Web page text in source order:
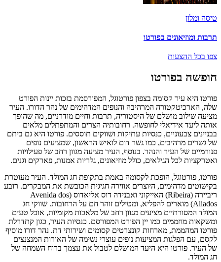
טיסה ומלון
תרבות ומוזיאונים בפורטו
צפו בכל ההצעות
חופשה בפורטו
פורטו היא עיר קסומה בצפון פורטוגל, המפורסמת בזכות יינות הפורט
שלה, הארכיטקטורה המרהיבה והנופים המדהימים של נהר הדורו. העיר
מציעה שילוב מושלם של היסטוריה, תרבות וחיים מודרניים, מה שהופך
אותה ליעד אידיאלי לחופשה. רחובותיה הצרים והמתפתלים מלאים
בבניינים צבעוניים, כנסיות עתיקות ושווקים תוססים. פורטו היא גם ביתם
של גשרים מרהיבים, כמו גשר דום לואיש הראשון, שמציעים נופים
פנורמיים של העיר והנהר. בנוסף, העיר מציעה מגוון רחב של פעילויות
ואטרקציות לכל הגילאים, כולל מוזיאונים, גלריות אמנות, פארקים וגנים.
פורטו, פורטוגל, הופכת לקסומה באמת בתקופת חג המולד. העיר מעוטרת
בקישוטים מדהימים, היוצרים אווירה חגיגית הכובשת את המבקרים. רובע
ריביירה (Ribeira) האייקוני ואבנידה דוס אליאדוס (Avenida dos
Aliados) מוארים להפליא, ומטילים זוהר חם על הרחובות. שווקי חג
המולד המסורתיים מציעים מגוון רחב של מלאכות מקומיות, אוכל טעים
ומשקאות מחממים כמו יין הפורט המפורסם. כנסיות העיר, כגון קתדרלת
פורטו המהממת, מארחות קונצרטים קסומים ושירותי דת. נהר דורו מוסיף
לקסם, עם הפלגות המציעות נופים עוצרי נשימה של האורות המנצנצים
של העיר. פורטו היא היעד המושלם לטבול את עצמך ברוח השמחה של
חג המולד.